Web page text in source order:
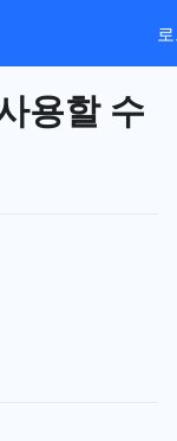
용할 수